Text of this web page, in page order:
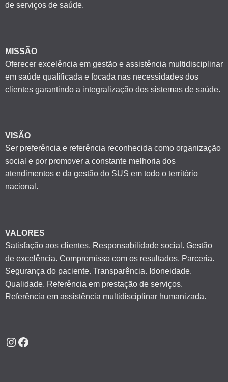
de serviços de saúde.
MISSÃO
Oferecer excelência em gestão e assistência multidisciplinar
em saúde qualificada e focada nas necessidades dos
clientes garantindo a integralização dos sistemas de saúde.
VISÃO
Ser preferência e referência reconhecida como organização
social e por promover a constante melhoria dos
atendimentos e da gestão do SUS em todo o território
nacional.
VALORES
Satisfação aos clientes. Responsabilidade social. Gestão
de excelência. Compromisso com os resultados. Parceria.
Segurança do paciente. Transparência. Idoneidade.
Qualidade. Referência em prestação de serviços.
Referência em assistência multidisciplinar humanizada.
Instagram
Facebook